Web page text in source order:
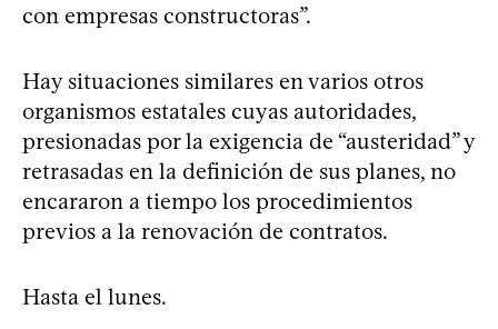
con empresas constructoras”.
Hay situaciones similares en varios otros
organismos estatales cuyas autoridades,
presionadas por la exigencia de “austeridad” y
retrasadas en la definición de sus planes, no
encararon a tiempo los procedimientos
previos a la renovación de contratos.
Hasta el lunes.